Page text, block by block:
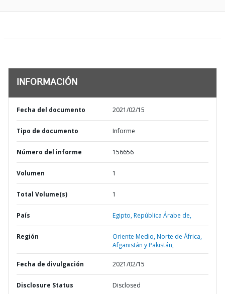
INFORMACIÓN
Fecha del documento 2021/02/15
Tipo de documento Informe
Número del informe 156656
Volumen 1
Total Volume(s) 1
País Egipto,República Árabe de,
Región
Oriente Medio, Norte de África,
Afganistán y Pakistán,
Fecha de divulgación 2021/02/15
Disclosure Status Disclosed